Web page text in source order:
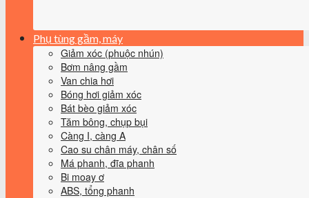
Phụ tùng gầm, máy
Giảm xóc (phuộc nhún)
Bơm nâng gầm
Van chia hơi
Bóng hơi giảm xóc
Bát bèo giảm xóc
Tăm bông, chụp bụi
Càng I, càng A
Cao su chân máy, chân số
Má phanh, đĩa phanh
Bi moay ơ
ABS, tổng phanh